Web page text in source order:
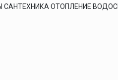
САНТЕХНИКА ОТОПЛЕНИЕ